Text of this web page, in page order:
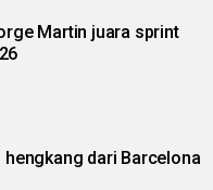
Martin juara sprint
hengkang dari Barcelona